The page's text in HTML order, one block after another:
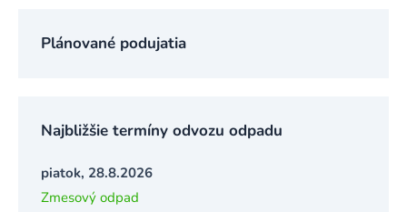
Plánované podujatia
Najbližšie termíny odvozu odpadu
piatok, 28.8.2026
Zmesový odpad